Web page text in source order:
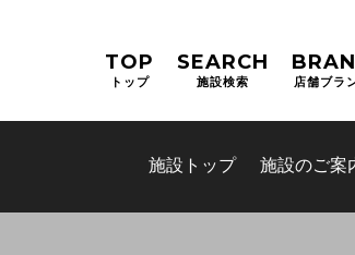
TOP
トップ
SEARCH
施設検索 店舗ブラ
施設トップ 施設のご案